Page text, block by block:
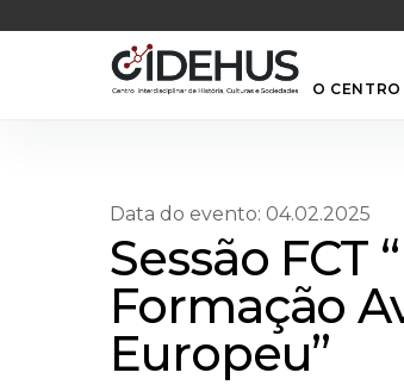
O CENTRO
Data do evento: 04.02.2025
Sessão FCT
Formação
Europeu”